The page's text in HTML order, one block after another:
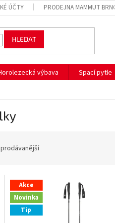
ÚČTY PRODEJNA MAMMUT BRNO
HLEDAT
výbava Spací pytle
Akce
Novinka
Tip